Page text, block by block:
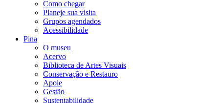
Como chegar
Planeje sua visita
Grupos agendados
Acessibilidade
Pina
O museu
Acervo
Biblioteca de Artes Visuais
Conservação e Restauro
Apoie
Gestão
Sustentabilidade